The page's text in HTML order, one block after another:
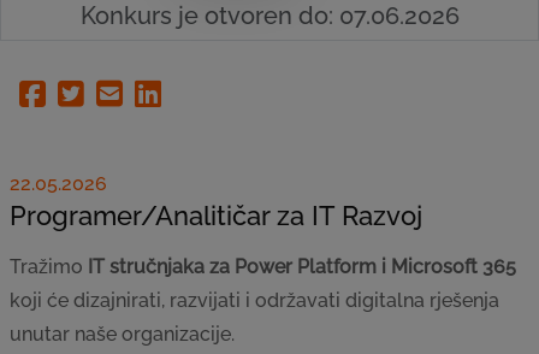
Konkurs je otvoren do: 07.06.2026
Facebook
TwitterEmailLinkedin
22.05.2026
Programer/Analitičar za IT Razvoj
Tražimo IT stručnjaka za Power Platform i Microsoft 365
koji će dizajnirati, razvijati i održavati digitalna rješenja
unutar naše organizacije.